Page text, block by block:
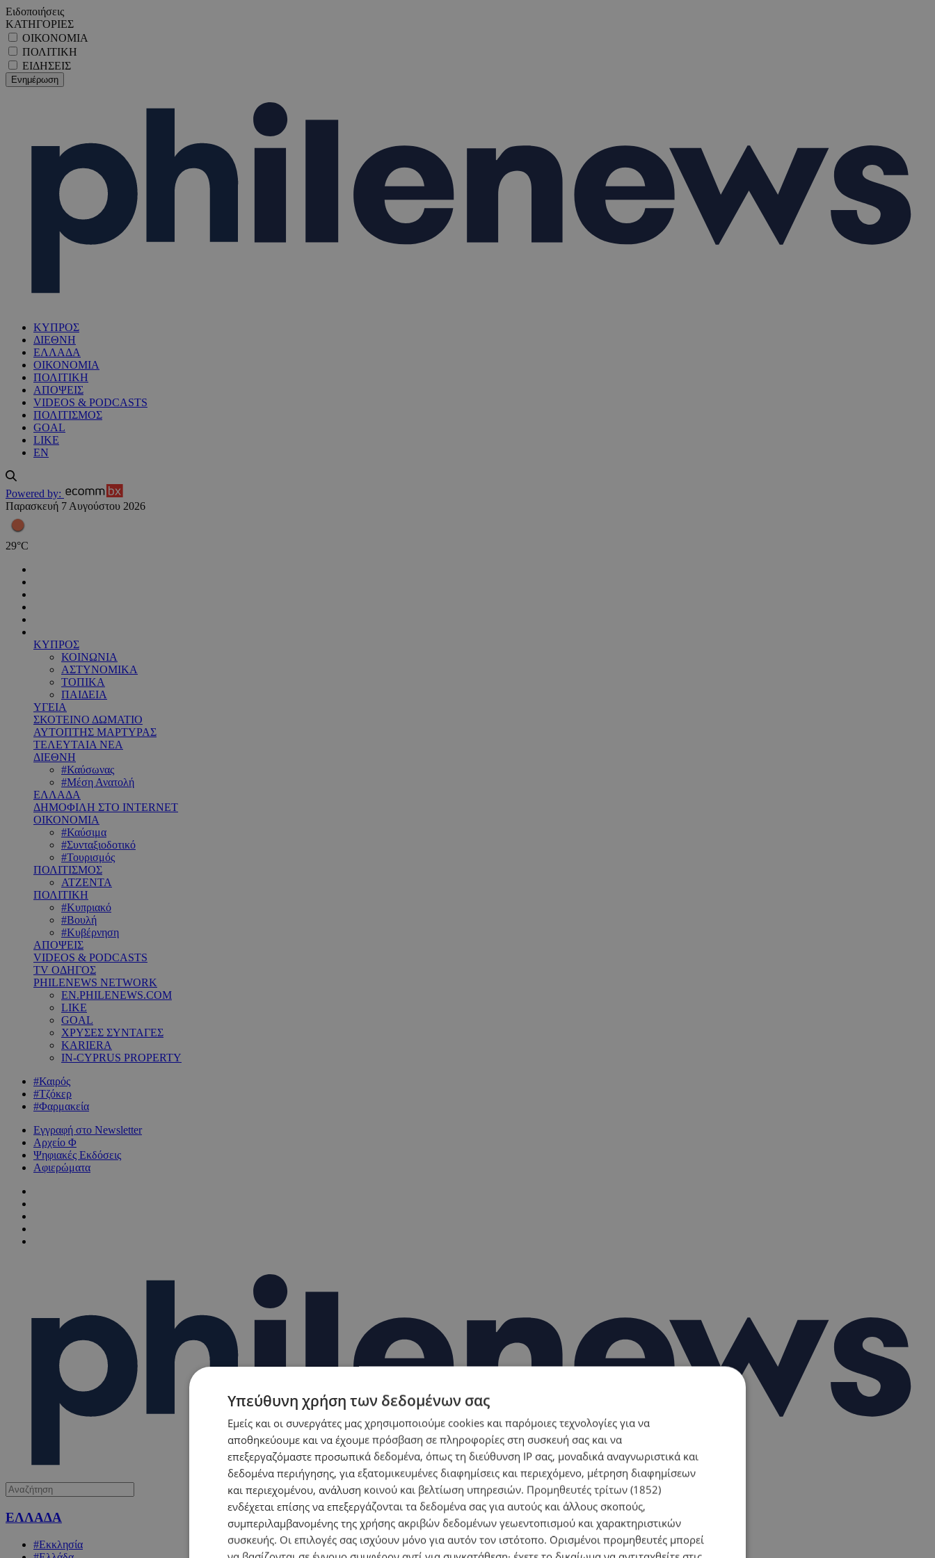
Ειδοποιήσεις
ΚΑΤΗΓΟΡΙΕΣ
ΟΙΚΟΝΟΜΙΑ
ΠΟΛΙΤΙΚΗ
ΕΙΔΗΣΕΙΣ
ΚΥΠΡΟΣ
ΔΙΕΘΝΗ
ΕΛΛΑΔΑ
ΟΙΚΟΝΟΜΙΑ
ΠΟΛΙΤΙΚΗ
ΑΠΟΨΕΙΣ
VIDEOS & PODCASTS
ΠΟΛΙΤΙΣΜΟΣ
GOAL
LIKE
EN
Powered by:
Παρασκευή 7 Αυγούστου 2026
29°C
ΚΥΠΡΟΣ
ΚΟΙΝΩΝΙΑ
ΑΣΤΥΝΟΜΙΚΑ
ΤΟΠΙΚΑ
ΠΑΙΔΕΙΑ
ΥΓΕΙΑ
ΣΚΟΤΕΙΝΟ ΔΩΜΑΤΙΟ
ΑΥΤΟΠΤΗΣ ΜΑΡΤΥΡΑΣ
ΤΕΛΕΥΤΑΙΑ ΝΕΑ
ΔΙΕΘΝΗ
#Καύσωνας
#Μέση Ανατολή
ΕΛΛΑΔΑ
ΔΗΜΟΦΙΛΗ ΣΤΟ INTERNET
ΟΙΚΟΝΟΜΙΑ
#Καύσιμα
#Συνταξιοδοτικό
#Τουρισμός
ΠΟΛΙΤΙΣΜΟΣ
ΑΤΖΕΝΤΑ
ΠΟΛΙΤΙΚΗ
#Κυπριακό
#Βουλή
#Κυβέρνηση
ΑΠΟΨΕΙΣ
VIDEOS & PODCASTS
TV ΟΔΗΓΟΣ
PHILENEWS NETWORK
EN.PHILENEWS.COM
LIKE
GOAL
ΧΡΥΣΕΣ ΣΥΝΤΑΓΕΣ
KARIERA
IN-CYPRUS PROPERTY
#Καιρός
#Τζόκερ
#Φαρμακεία
Εγγραφή στο Newsletter
Αρχείο Φ
Ψηφιακές Εκδόσεις
Αφιερώματα
ΕΛΛΑΔΑ
#Εκκλησία
Υπεύθυνη χρήση των δεδομένων σας
Εμείς και οι συνεργάτες μας χρησιμοποιούμε cookies και παρόμοιες τεχνολογίες για να
αποθηκεύουμε και να έχουμε πρόσβαση σε πληροφορίες στη συσκευή σας και να
επεξεργαζόμαστε προσωπικά δεδομένα, όπως τη διεύθυνση IP σας, μοναδικά αναγνωριστικά και
δεδομένα περιήγησης, για εξατομικευμένες διαφημίσεις και περιεχόμενο, μέτρηση διαφημίσεων
και περιεχομένου, ανάλυση κοινού και βελτίωση υπηρεσιών. Προμηθευτές τρίτων (1852)
ενδέχεται επίσης να επεξεργάζονται τα δεδομένα σας για αυτούς και άλλους σκοπούς,
συμπεριλαμβανομένης της χρήσης ακριβών δεδομένων γεωεντοπισμού και χαρακτηριστικών
συσκευής. Οι επιλογές σας ισχύουν μόνο για αυτόν τον ιστότοπο. Ορισμένοι προμηθευτές μπορεί